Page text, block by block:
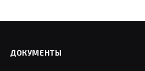
ДОКУМЕНТЫ